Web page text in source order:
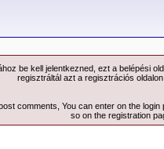
be kell jelentkezned, ezt a belépési
regisztráltál azt a regisztrációs
comments, You can enter on the login
so on the registration